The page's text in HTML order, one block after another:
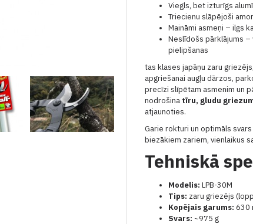
Viegls, bet izturīgs
Triecienu slāpējoši
Maināmi asmeņi – ilgs
Neslīdošs pārklājums –
pielipšanas
tas klases japāņu zaru
apgriešanai augļu dārzos,
precīzi slīpētam asmenim un
nodrošina tīru, gludu
atjaunoties.
Garie rokturi un optimāls
biezākiem zariem, vienlaikus
Tehniskā
Modelis: LPB-30M
Tips: zaru griezējs
Kopējais garums: 630
Svars: ~975 g